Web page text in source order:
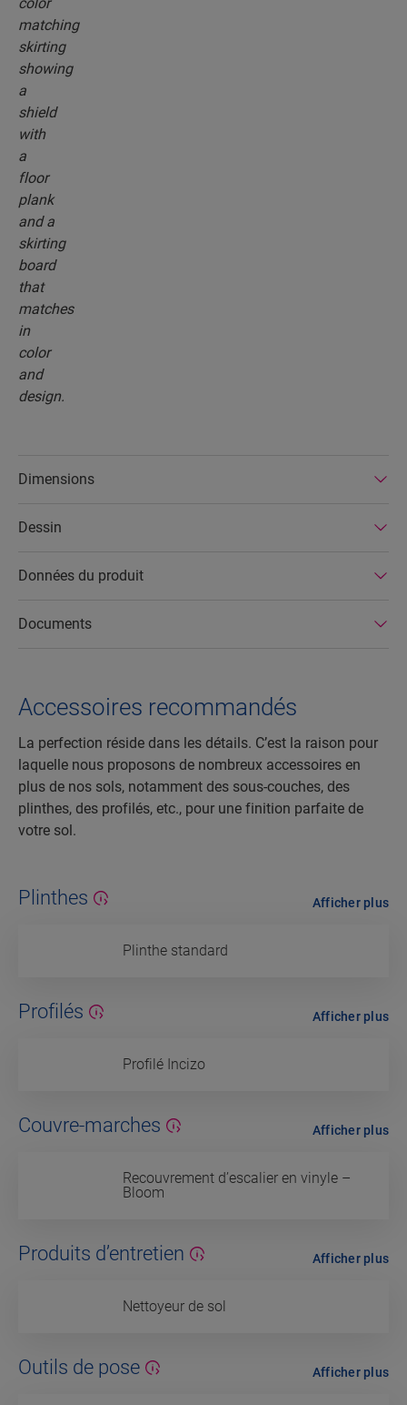
Dimensions
Dessin
Données du produit
Documents
Accessoires recommandés
La perfection réside dans les détails. C’est la raison pour
laquelle nous proposons de nombreux accessoires en
plus de nos sols, notamment des sous-couches, des
plinthes, des profilés, etc., pour une finition parfaite de
votre sol.
Plinthes
Plinthe standard
Afficher plus
Profilés
Profilé Incizo
Afficher plus
Couvre-marches
Recouvrement d’escalier en vinyle –
Bloom
Afficher plus
Produits d’entretien
Nettoyeur de sol
Afficher plus
Outils de pose Afficher plus